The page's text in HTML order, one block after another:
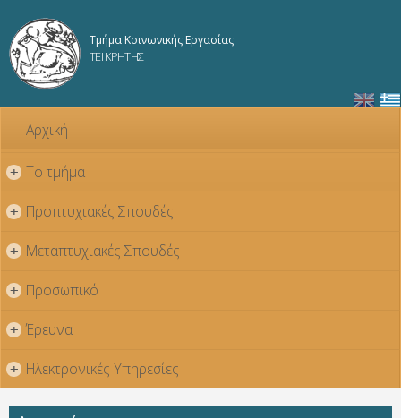
κυρίως
Τμήμα Κοινωνικής Εργασίας
ΤΕΙ ΚΡΗΤΗΣ
Αρχική
+ Το τμήμα
+ Προπτυχιακές Σπουδές
+ Μεταπτυχιακές Σπουδές
+ Προσωπικό
+ Έρευνα
+ Ηλεκτρονικές Υπηρεσίες